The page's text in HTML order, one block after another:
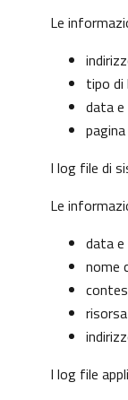
Le
tipo
data
I log file di
Le
data
nome
I log file